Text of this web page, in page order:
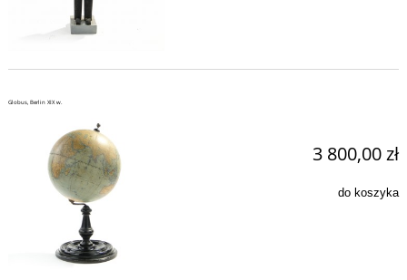
Globus, Berlin XIX w.
3 800,00 zł
do koszyka